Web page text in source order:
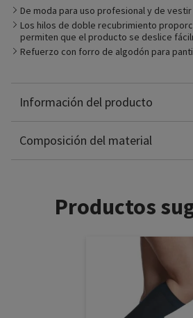
De moda para uso profesional y de vestir
Los hilos de doble recubrimiento
permiten que el producto se deslice
Refuerzo con forro de algodón para
Información del producto
Prenda apropiada para
Control de las etapas iniciales de la
crónica
Uso previo y posterior a un tratamiento
Composición del material
Nylon: 65%
Productos